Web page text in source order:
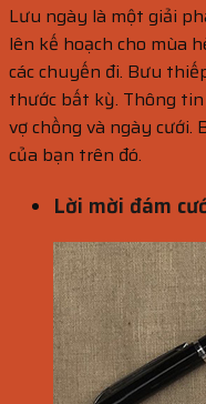
Lưu ngày là một giải
lên kế hoạch cho mùa
các chuyến đi. Bưu
thước bất kỳ. Thông
vợ chồng và ngày cưới.
của bạn trên đó.
Lời mời đám